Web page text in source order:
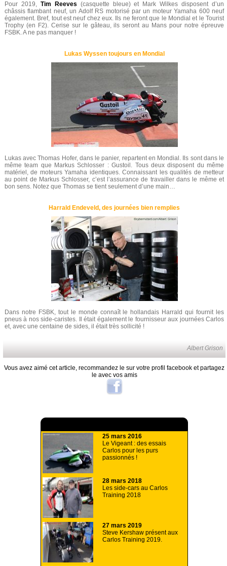
Pour 2019, Tim Reeves (casquette bleue) et Mark Wilkes disposent d’un
châssis flambant neuf, un Adolf RS motorisé par un moteur Yamaha 600 neuf
également. Bref, tout est neuf chez eux. Ils ne feront que le Mondial et le Tourist
Trophy (en F2). Cerise sur le gâteau, ils seront au Mans pour notre épreuve
FSBK. A ne pas manquer !
Lukas Wyssen toujours en Mondial
Lukas avec Thomas Hofer, dans le panier, repartent en Mondial. Ils sont dans le
même team que Markus Schlosser : Gustoil. Tous deux disposent du même
matériel, de moteurs Yamaha identiques. Connaissant les qualités de metteur
au point de Markus Schlosser, c’est l’assurance de travailler dans le même et
bon sens. Notez que Thomas se tient seulement d’une main…
Harrald Endeveld, des journées bien remplies
Dans notre FSBK, tout le monde connaît le hollandais Harrald qui fournit les
pneus à nos side-caristes. Il était également le fournisseur aux journées Carlos
et, avec une centaine de sides, il était très sollicité !
Albert Grison
Vous avez aimé cet article, recommandez le sur votre profil facebook et partagez
le avec vos amis
25 mars 2016
Le Vigeant : des essais
Carlos pour les purs
passionnés !
28 mars 2018
Les side-cars au Carlos
Training 2018
27 mars 2019
Steve Kershaw présent aux
Carlos Training 2019.